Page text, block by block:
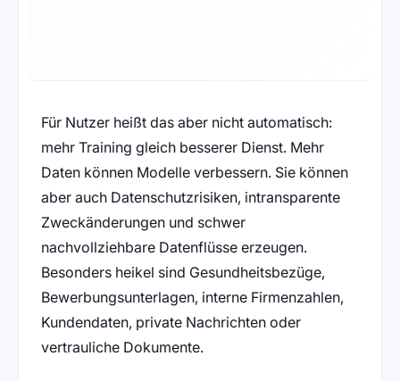
Für Nutzer heißt das aber nicht automatisch:
mehr Training gleich besserer Dienst. Mehr
Daten können Modelle verbessern. Sie können
aber auch Datenschutzrisiken, intransparente
Zweckänderungen und schwer
nachvollziehbare Datenflüsse erzeugen.
Besonders heikel sind Gesundheitsbezüge,
Bewerbungsunterlagen, interne Firmenzahlen,
Kundendaten, private Nachrichten oder
vertrauliche Dokumente.